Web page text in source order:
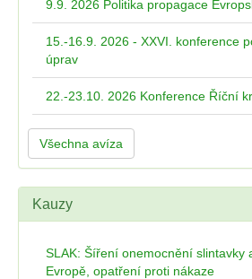
9.9. 2026 Politika propagace
15.-16.9. 2026 - XXVI. konference
úprav
22.-23.10. 2026 Konference Říční
Všechna avíza
Kauzy
SLAK: Šíření onemocnění slintavky
Evropě, opatření proti nákaze